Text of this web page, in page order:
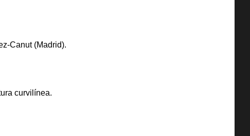
Canut (Madrid).
curvilínea.